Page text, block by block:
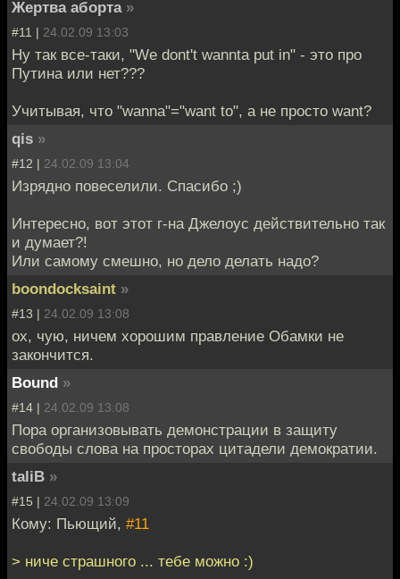
Жертва аборта »
#11 | 24.02.09 13:03
Ну так все-таки, "We dont't wannta put in" - это про
Путина или нет???
Учитывая, что "wanna"="want to", а не просто want?
qis »
#12 | 24.02.09 13:04
Изрядно повеселили. Спасибо ;)
Интересно, вот этот г-на Джелоус действительно так
и думает?!
Или самому смешно, но дело делать надо?
boondocksaint »
#13 | 24.02.09 13:08
ох, чую, ничем хорошим правление Обамки не
закончится.
Bound »
#14 | 24.02.09 13:08
Пора организовывать демонстрации в защиту
свободы слова на просторах цитадели демократии.
taliB »
#15 | 24.02.09 13:09
Кому: Пьющий, #11
> ниче страшного ... тебе можно :)